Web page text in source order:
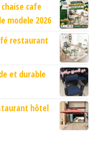
cafe
modele 2026
restaurant
et durable
hôtel